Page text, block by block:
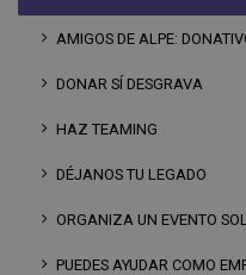
AMIGOS DE ALPE:
DONAR SÍ DESGRAVA
HAZ TEAMING
DÉJANOS TU LEGADO
ORGANIZA UN EVENTO
PUEDES AYUDAR COMO